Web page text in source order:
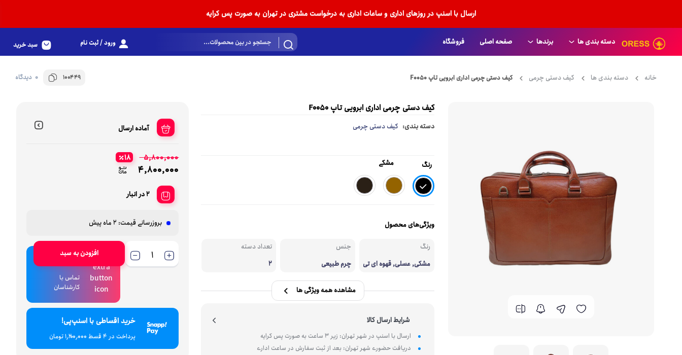
ارسال با اسنپ در روزهای اداری و ساعات اداری به درخواست مشتری در تهران به صورت پس کرایه
دسته بندی ها
انواع کوله پشتی
کوله پشتی زنانه
چمدان و کاور
برندها
Bange
benetton
CARIBOU
صفحه اصلی فروشگاه ورود / ثبت نام سبد خرید
خانه دسته بندی ها کیف دستی چرمی کیف دستی چرمی اداری ابرویی تاپ F0050 100449 0 دیدگاه
کیف دستی چرمی اداری ابرویی تاپ F0050
دسته بندی: کیف دستی چرمی
رنگ مشکی
ویژگی‌های محصول
رنگ
مشکی, عسلی, قهوه ای تی
جنس
چرم طبیعی
تعداد دسته
2
مشاهده همه ویژگی ها
شرایط ارسال کالا
ارسال با اسنپ در شهر تهران: زیر 3 ساعت به صورت پس کرایه
دریافت حضوری شهر تهران: بعد از ثبت سفارش در ساعت اداری
آماده ارسال
5,800,000
4,800,000
18
2 در انبار
بروزرسانی قیمت: 2 ماه پیش
افزودن به سبد
تماس با
کارشناسان
خرید اقساطی با اسنپ‌پی!
پرداخت در 4 قسط ۱٬۲۰۰٬۰۰۰ تومان